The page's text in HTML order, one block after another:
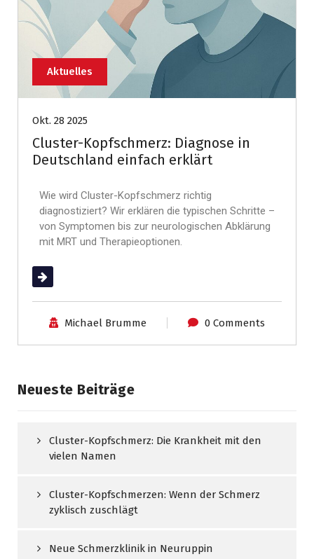
Aktuelles
Okt. 28 2025
Cluster-Kopfschmerz: Diagnose in
Deutschland einfach erklärt
Wie wird Cluster-Kopfschmerz richtig
diagnostiziert? Wir erklären die typischen Schritte –
von Symptomen bis zur neurologischen Abklärung
mit MRT und Therapieoptionen.
(mehr …)
Michael Brumme 0 Comments
Neueste Beiträge
Cluster-Kopfschmerz: Die Krankheit mit den
vielen Namen
Cluster-Kopfschmerzen: Wenn der Schmerz
zyklisch zuschlägt
Neue Schmerzklinik in Neuruppin